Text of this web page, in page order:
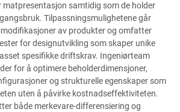
samtidig som de holder
Tilpassningsmulighetene går
av produkter og omfatter
for designutvikling som skaper unike
spesifikke driftskrav. Ingeniørteam
for å optimere beholderdimensjoner,
og strukturelle egenskaper som
uten å påvirke kostnadseffektiviteten.
både merkevare-differensiering og